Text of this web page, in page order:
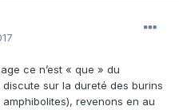
ce n’est « que » du
sur la dureté des burins
revenons en au